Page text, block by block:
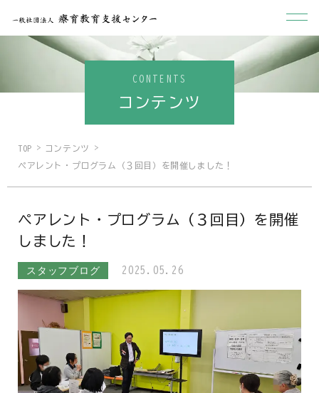
CONTENTS
コンテンツ
TOP
コンテンツ
ペアレント・プログラム（３回目）を開催しました！
ペアレント・プログラム（３回目）を開催
しました！
スタッフブログ 2025.05.26